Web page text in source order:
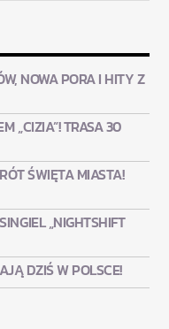
NOWA PORA I HITY Z
„CIZIA”! TRASA 30
ŚWIĘTA MIASTA!
„NIGHTSHIFT
DZIŚ W POLSCE!